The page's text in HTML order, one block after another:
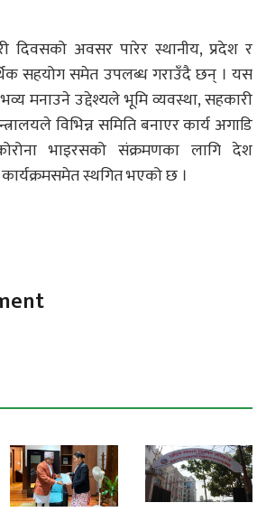
दिवसको अवसर पारेर स्थानीय, प्रदेश र
सहयोग समेत उपलब्ध गराउँदै छन् । यस
मनाउने उद्देश्यले भूमि व्यवस्था, सहकारी
विभिन्न समिति बनाएर कार्य अगाडि
भाइरसको संक्रमणका लागि देश
स्थगित भएको छ ।